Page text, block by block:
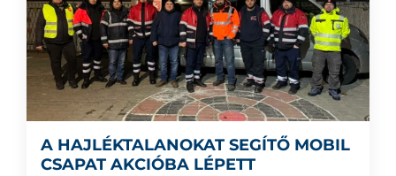
A HAJLÉKTALANOKAT SEGÍTŐ MOBIL
CSAPAT AKCIÓBA LÉPETT